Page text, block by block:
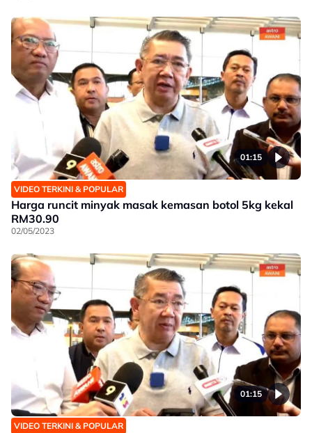
01:15
VIDEO TERKINI & POPULAR
Harga runcit minyak masak kemasan botol 5kg kekal
RM30.90
02/05/2023
01:15
VIDEO TERKINI & POPULAR